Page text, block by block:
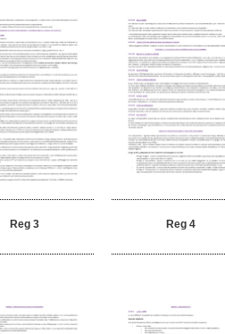
Reg 3 Reg 4